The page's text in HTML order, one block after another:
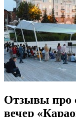
Отзывы про
вечер